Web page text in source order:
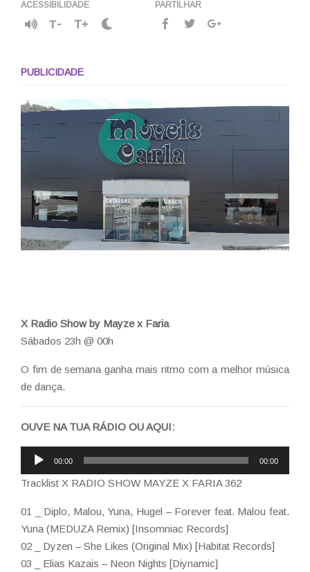
ACESSIBILIDADE
T- T+
PARTILHAR
PUBLICIDADE
X Radio Show by Mayze x Faria
Sábados 23h @ 00h
O fim de semana ganha mais ritmo com a melhor música
de dança.
OUVE NA TUA RÁDIO OU AQUI:
Reprodutor
de
áudio
00:00 00:00
Tracklist X RADIO SHOW MAYZE X FARIA 362
01 _ Diplo, Malou, Yuna, Hugel – Forever feat. Malou feat.
Yuna (MEDUZA Remix) [Insomniac Records]
02 _ Dyzen – She Likes (Original Mix) [Habitat Records]
03 _ Elias Kazais – Neon Nights [Diynamic]